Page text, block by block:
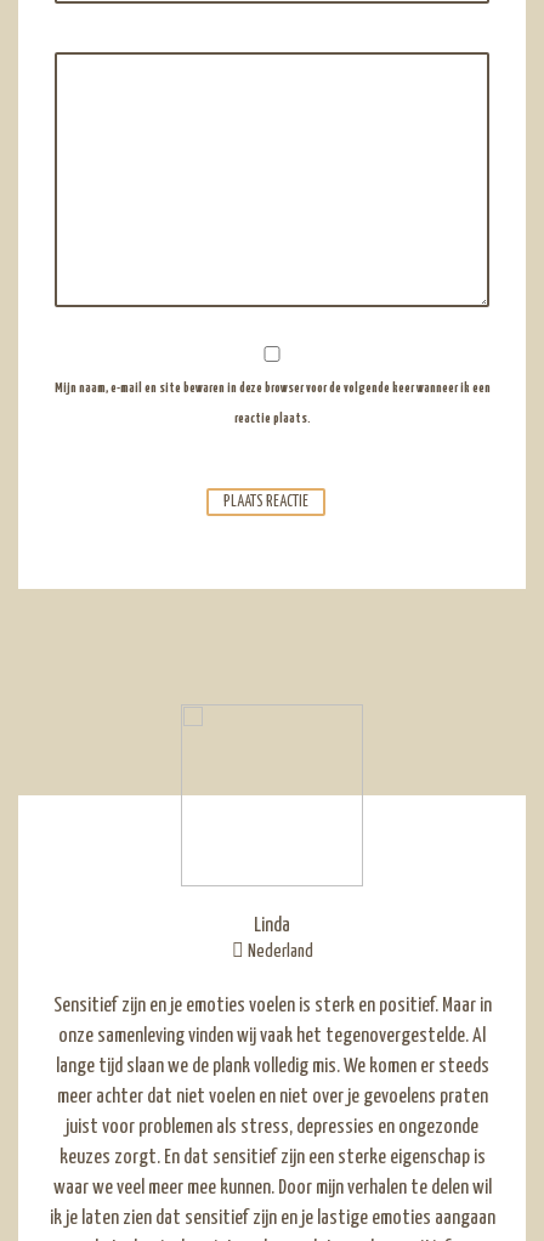
Mijn naam, e-mail en site bewaren in deze browser voor de volgende keer wanneer ik een
reactie plaats.
Linda
Nederland
Sensitief zijn en je emoties voelen is sterk en positief. Maar in
onze samenleving vinden wij vaak het tegenovergestelde. Al
lange tijd slaan we de plank volledig mis. We komen er steeds
meer achter dat niet voelen en niet over je gevoelens praten
juist voor problemen als stress, depressies en ongezonde
keuzes zorgt. En dat sensitief zijn een sterke eigenschap is
waar we veel meer mee kunnen. Door mijn verhalen te delen wil
ik je laten zien dat sensitief zijn en je lastige emoties aangaan